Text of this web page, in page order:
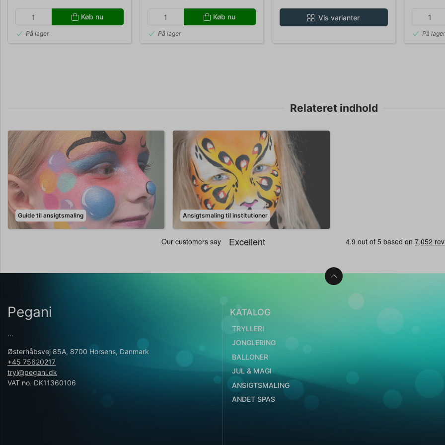
Køb nu
På lager
Køb nu
På lager
Vis varianter
På lager
Relateret indhold
Guide til ansigtsmaling Ansigtsmaling til institutioner
Pegani
...
Østerhåbsvej 85A, 8700 Horsens, Danmark
+45 75620217
tryl@pegani.dk
VAT no. DK11360106
KATALOG
TRYLLERI
JONGLERING
BALLONER
JUL & MAGI
ANSIGTSMALING
ANDET SPAS